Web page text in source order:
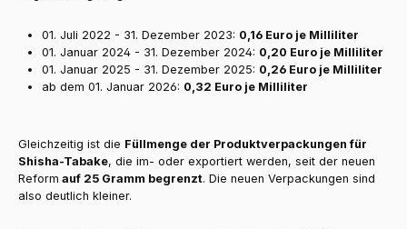
01. Juli 2022 - 31. Dezember 2023: 0,16 Euro je Milliliter
01. Januar 2024 - 31. Dezember 2024: 0,20 Euro je Milliliter
01. Januar 2025 - 31. Dezember 2025: 0,26 Euro je Milliliter
ab dem 01. Januar 2026: 0,32 Euro je Milliliter
Gleichzeitig ist die Füllmenge der Produktverpackungen für
Shisha-Tabake, die im- oder exportiert werden, seit der neuen
Reform auf 25 Gramm begrenzt. Die neuen Verpackungen sind
also deutlich kleiner.